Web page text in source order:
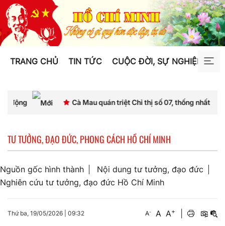
TRANG CHỦ TIN TỨC CUỘC ĐỜI, SỰ NGHIỆP TƯ
Cà Mau quán triệt Chỉ thị số 07, thống nhất nhận thức và hành
TƯ TƯỞNG, ĐẠO ĐỨC, PHONG CÁCH HỒ CHÍ MINH
Nguồn gốc hình thành
Nội dung tư tưởng, đạo đức
Nghiên cứu tư tưởng, đạo đức Hồ Chí Minh
Thứ ba, 19/05/2026 09:32 A- A A+